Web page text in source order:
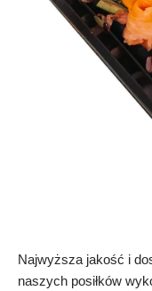
Najwyższa jakość i
naszych posiłków